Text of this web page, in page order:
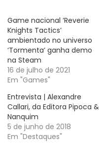
Game nacional ‘Reverie
Knights Tactics’
ambientado no universo
‘Tormenta’ ganha demo
na Steam
16 de julho de 2021
Em "Games"
Entrevista | Alexandre
Callari, da Editora Pipoca &
Nanquim
5 de junho de 2018
Em "Destaques"